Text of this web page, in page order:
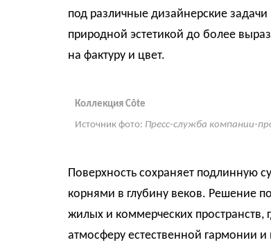
под различные дизайнерские
природной эстетикой до более
на фактуру и цвет.
Коллекция Côte
Источник фото: Пресс-служба компании-
Поверхность сохраняет подлинную
корнями в глубину веков. Решение
жилых и коммерческих пространств,
атмосферу естественной гармонии и